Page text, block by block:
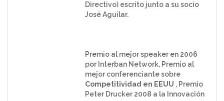
Directivo) escrito junto a su socio
José Aguilar.
Premio al mejor speaker en 2006
por Interban Network, Premio al
mejor conferenciante sobre
Competitividad en EEUU , Premio
Peter Drucker 2008 a la Innovación